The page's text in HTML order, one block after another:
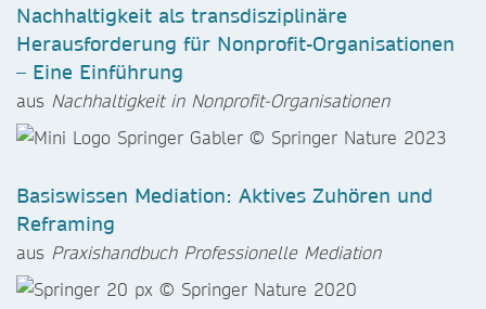
Nachhaltigkeit als transdisziplinäre
Herausforderung für Nonprofit-Organisationen
– Eine Einführung
aus Nachhaltigkeit in Nonprofit-Organisationen
Basiswissen Mediation: Aktives Zuhören und
Reframing
aus Praxishandbuch Professionelle Mediation